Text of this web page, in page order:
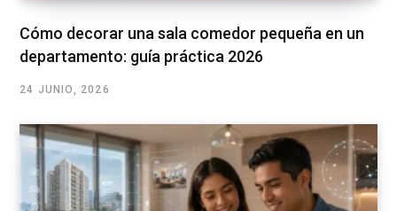
Cómo decorar una sala comedor pequeña en un
departamento: guía práctica 2026
24 JUNIO, 2026